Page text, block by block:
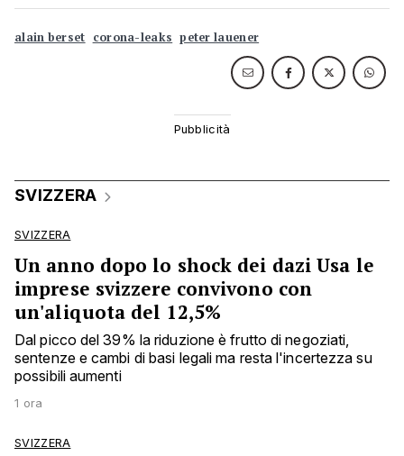
alain berset corona-leaks peter lauener
SVIZZERA
SVIZZERA
Un anno dopo lo shock dei dazi Usa le
imprese svizzere convivono con
un'aliquota del 12,5%
Dal picco del 39% la riduzione è frutto di negoziati,
sentenze e cambi di basi legali ma resta l'incertezza su
possibili aumenti
1 ora
SVIZZERA